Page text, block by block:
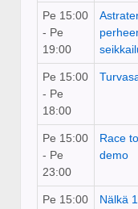
Pe 15:00
- Pe
19:00
Pe 15:00
- Pe
18:00
Pe 15:00
- Pe
23:00
Race
demo
Pe 15:00
Nälkä